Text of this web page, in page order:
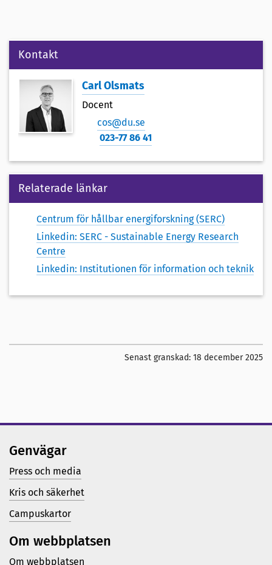
Kontakt
Carl Olsmats
Docent
cos@du.se
023-77 86 41
Relaterade länkar
Centrum för hållbar energiforskning (SERC)
Linkedin: SERC - Sustainable Energy Research
Centre
Linkedin: Institutionen för information och teknik
Senast granskad: 18 december 2025
Genvägar
Press och media
Kris och säkerhet
Campuskartor
Om webbplatsen
Om webbplatsen